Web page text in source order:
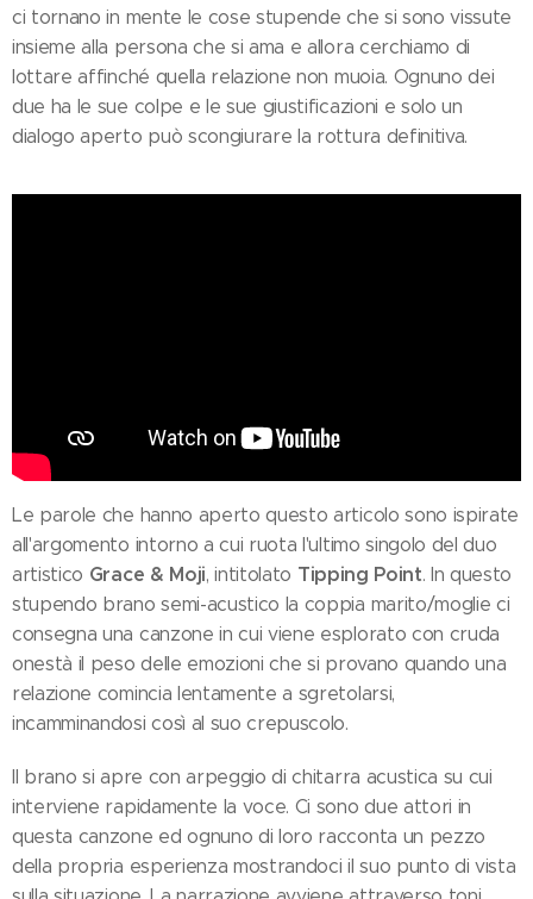
ci tornano in mente le cose stupende che si sono vissute
insieme alla persona che si ama e allora cerchiamo di
lottare affinché quella relazione non muoia. Ognuno dei
due ha le sue colpe e le sue giustificazioni e solo un
dialogo aperto può scongiurare la rottura definitiva.
Le parole che hanno aperto questo articolo sono ispirate
all'argomento intorno a cui ruota l'ultimo singolo del duo
artistico Grace & Moji, intitolato Tipping Point. In questo
stupendo brano semi-acustico la coppia marito/moglie ci
consegna una canzone in cui viene esplorato con cruda
onestà il peso delle emozioni che si provano quando una
relazione comincia lentamente a sgretolarsi,
incamminandosi così al suo crepuscolo.
Il brano si apre con arpeggio di chitarra acustica su cui
interviene rapidamente la voce. Ci sono due attori in
questa canzone ed ognuno di loro racconta un pezzo
della propria esperienza mostrandoci il suo punto di vista